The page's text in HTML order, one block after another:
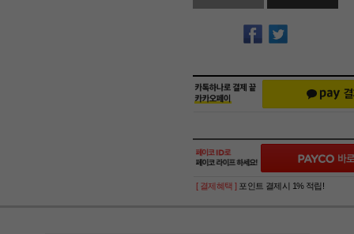
[ 결제혜택 ] 포인트 결제시 1% 적립!